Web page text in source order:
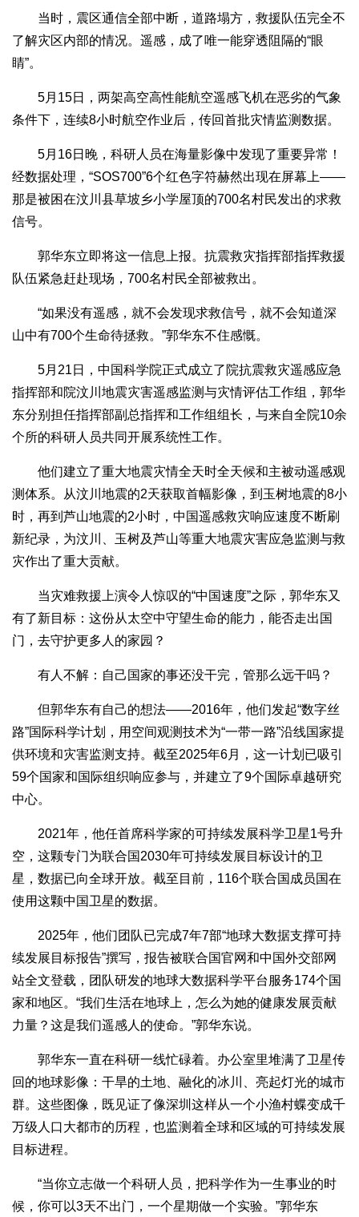
当时，震区通信全部中断，道路塌方，救援队伍完全不
了解灾区内部的情况。遥感，成了唯一能穿透阻隔的“眼
睛”。
5月15日，两架高空高性能航空遥感飞机在恶劣的气象
条件下，连续8小时航空作业后，传回首批灾情监测数据。
5月16日晚，科研人员在海量影像中发现了重要异常！
经数据处理，“SOS700”6个红色字符赫然出现在屏幕上——
那是被困在汶川县草坡乡小学屋顶的700名村民发出的求救
信号。
郭华东立即将这一信息上报。抗震救灾指挥部指挥救援
队伍紧急赶赴现场，700名村民全部被救出。
“如果没有遥感，就不会发现求救信号，就不会知道深
山中有700个生命待拯救。”郭华东不住感慨。
5月21日，中国科学院正式成立了院抗震救灾遥感应急
指挥部和院汶川地震灾害遥感监测与灾情评估工作组，郭华
东分别担任指挥部副总指挥和工作组组长，与来自全院10余
个所的科研人员共同开展系统性工作。
他们建立了重大地震灾情全天时全天候和主被动遥感观
测体系。从汶川地震的2天获取首幅影像，到玉树地震的8小
时，再到芦山地震的2小时，中国遥感救灾响应速度不断刷
新纪录，为汶川、玉树及芦山等重大地震灾害应急监测与救
灾作出了重大贡献。
当灾难救援上演令人惊叹的“中国速度”之际，郭华东又
有了新目标：这份从太空中守望生命的能力，能否走出国
门，去守护更多人的家园？
有人不解：自己国家的事还没干完，管那么远干吗？
但郭华东有自己的想法——2016年，他们发起“数字丝
路”国际科学计划，用空间观测技术为“一带一路”沿线国家提
供环境和灾害监测支持。截至2025年6月，这一计划已吸引
59个国家和国际组织响应参与，并建立了9个国际卓越研究
中心。
2021年，他任首席科学家的可持续发展科学卫星1号升
空，这颗专门为联合国2030年可持续发展目标设计的卫
星，数据已向全球开放。截至目前，116个联合国成员国在
使用这颗中国卫星的数据。
2025年，他们团队已完成7年7部“地球大数据支撑可持
续发展目标报告”撰写，报告被联合国官网和中国外交部网
站全文登载，团队研发的地球大数据科学平台服务174个国
家和地区。“我们生活在地球上，怎么为她的健康发展贡献
力量？这是我们遥感人的使命。”郭华东说。
郭华东一直在科研一线忙碌着。办公室里堆满了卫星传
回的地球影像：干旱的土地、融化的冰川、亮起灯光的城市
群。这些图像，既见证了像深圳这样从一个小渔村蝶变成千
万级人口大都市的历程，也监测着全球和区域的可持续发展
目标进程。
“当你立志做一个科研人员，把科学作为一生事业的时
候，你可以3天不出门，一个星期做一个实验。”郭华东